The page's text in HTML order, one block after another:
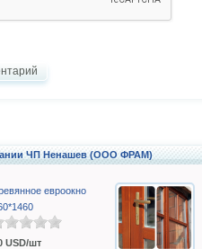
ЧП Ненашев (ООО ФРАМ)
евроокно
USD/шт